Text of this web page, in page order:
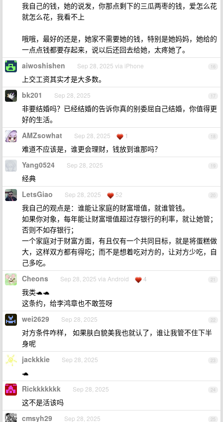
我自己的钱，她的说发，你那点剩下的三瓜两枣的钱，爱怎么花
就怎么花，我看不上
哦哦，最好的还是，她家不需要她的钱，特别是她妈妈，她给的
一点点钱都要存起来，说以后还回去给她，太疼她了。
16
aiwoshishen Sep 28, 2025 via iPhone
上交工资其实才是大多数。
17
bk201 Sep 28, 2025
非要结婚吗？已经结婚的告诉你真的别委屈自己结婚，你值得更
好的生活。
18
AMZsowhat Sep 28, 2025 1
难道不应该是，谁更会理财，钱放到谁那吗？
19
Yang0524 Sep 28, 2025
经典
20
LetsGiao Sep 28, 2025 52
我自己的观点是：谁能让家庭的财富增值，就谁管钱。
如果你对象，每年能让财富增值超过存银行的利率，就让她管；
否则不如存银行；
一个家庭对于财富方面，有且仅有一个共同目标，就是将蛋糕做
大，这样双方都有得吃；而不是想着吃对方的，让对方少吃，自
己多吃。
21
Cheons Sep 28, 2025 via Android 4
我类🐢🐢
这条约，给李鸿章也不敢签呀
22
wei2629 Sep 28, 2025
对方条件咋样， 如果肤白貌美我也就认了，谁让我管不住下半
身呢
23
jackkkie Sep 28, 2025
🐢
24
Rickkkkkkk Sep 28, 2025
这不是活该吗
25
cmsyh29 Sep 28, 2025